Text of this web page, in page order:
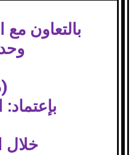
بالتعاون
خلال